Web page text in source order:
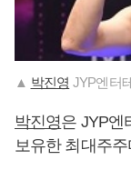
▲ 박진영 JYP엔터
박진영은 JYP엔
보유한 최대주주